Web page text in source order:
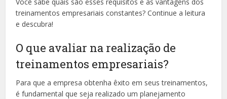
treinamentos empresariais constantes? Continue a leitura
e descubra!
O que avaliar na realização de
treinamentos empresariais?
Para que a empresa obtenha êxito em seus treinamentos,
é fundamental que seja realizado um planejamento